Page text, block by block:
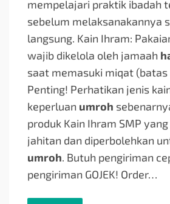
mempelajari praktik ibadah
sebelum melaksanakannya
langsung. Kain Ihram:
wajib dikelola oleh jamaah
saat memasuki miqat
Penting! Perhatikan jenis
keperluan umroh
produk Kain Ihram SMP
jahitan dan diperbolehkan
umroh. Butuh pengiriman
pengiriman GOJEK! Order…